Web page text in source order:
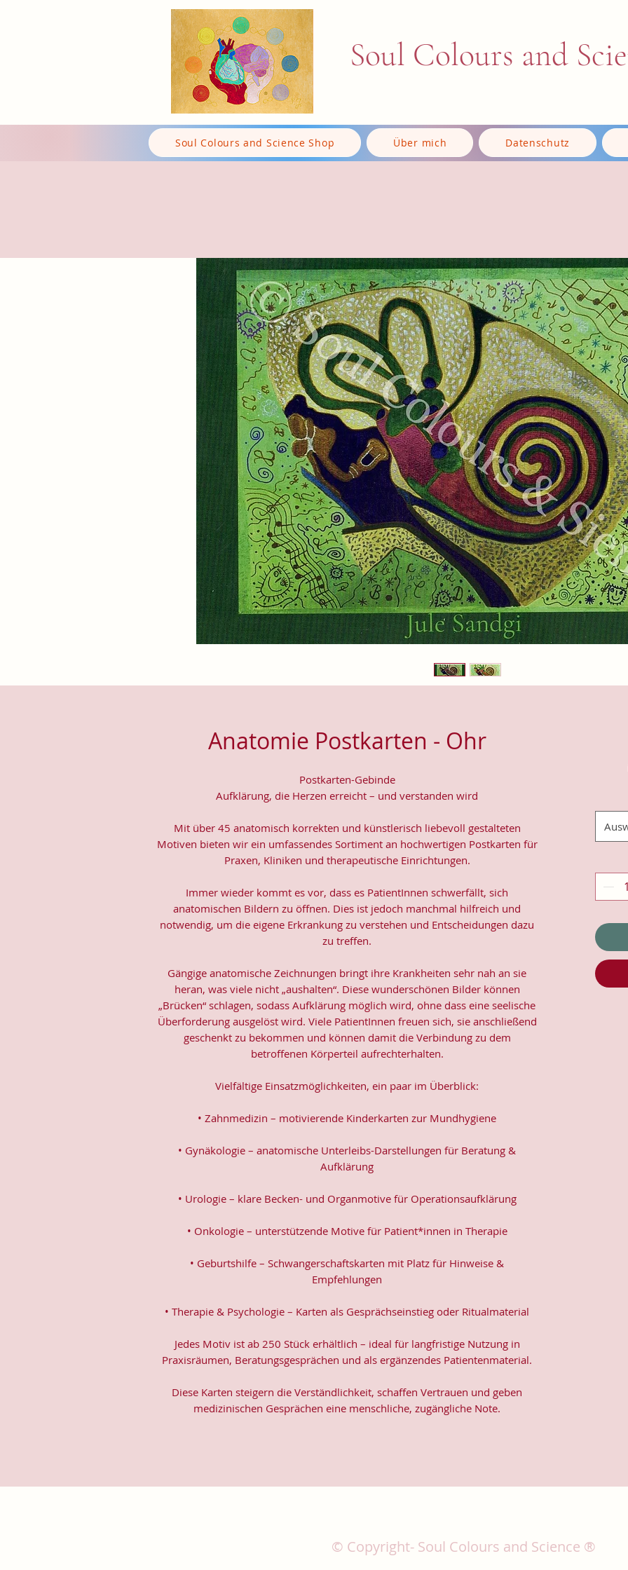
Soul Colours and
Soul Colours and Science Shop Über mich Datenschutz
Anatomie Postkarten - Ohr
Postkarten-Gebinde
Aufklärung, die Herzen erreicht – und verstanden wird
Mit über 45 anatomisch korrekten und künstlerisch liebevoll gestalteten
Motiven bieten wir ein umfassendes Sortiment an hochwertigen Postkarten für
Praxen, Kliniken und therapeutische Einrichtungen.
Immer wieder kommt es vor, dass es PatientInnen schwerfällt, sich
anatomischen Bildern zu öffnen. Dies ist jedoch manchmal hilfreich und
notwendig, um die eigene Erkrankung zu verstehen und Entscheidungen dazu
zu treffen.
Gängige anatomische Zeichnungen bringt ihre Krankheiten sehr nah an sie
heran, was viele nicht „aushalten“. Diese wunderschönen Bilder können
„Brücken“ schlagen, sodass Aufklärung möglich wird, ohne dass eine seelische
Überforderung ausgelöst wird. Viele PatientInnen freuen sich, sie anschließend
geschenkt zu bekommen und können damit die Verbindung zu dem
betroffenen Körperteil aufrechterhalten.
Vielfältige Einsatzmöglichkeiten, ein paar im Überblick:
• Zahnmedizin – motivierende Kinderkarten zur Mundhygiene
• Gynäkologie – anatomische Unterleibs-Darstellungen für Beratung &
Aufklärung
• Urologie – klare Becken- und Organmotive für Operationsaufklärung
• Onkologie – unterstützende Motive für Patient*innen in Therapie
• Geburtshilfe – Schwangerschaftskarten mit Platz für Hinweise &
Empfehlungen
• Therapie & Psychologie – Karten als Gesprächseinstieg oder Ritualmaterial
Jedes Motiv ist ab 250 Stück erhältlich – ideal für langfristige Nutzung in
Praxisräumen, Beratungsgesprächen und als ergänzendes Patientenmaterial.
Diese Karten steigern die Verständlichkeit, schaffen Vertrauen und geben
medizinischen Gesprächen eine menschliche, zugängliche Note.
© Copyright- Soul Colours and Science ®